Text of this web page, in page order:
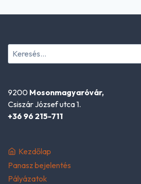
Keresés:
9200 Mosonmagyaróvár,
Csiszár József utca 1.
+36 96 215-711
Kezdőlap
Panasz bejelentés
Pályázatok